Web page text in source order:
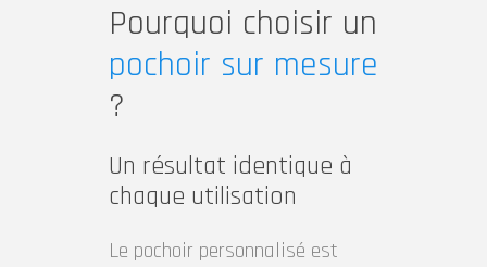
Pourquoi choisir un
pochoir sur mesure
?
Un résultat identique à
chaque utilisation
Le pochoir personnalisé est